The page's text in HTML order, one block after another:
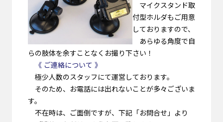
マイクスタンド取
付型ホルダもご用意
しておりますので、
あらゆる角度で自
らの肢体を余すことなくお撮り下さい！
《 ご連絡について 》
極少人数のスタッフにて運営しております。
そのため、お電話には出れないことが多々ございま
す。
不在時は、ご面倒ですが、下記「お問合せ」より